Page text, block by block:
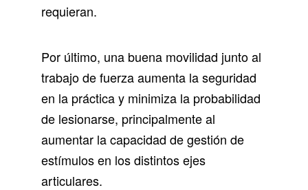
requieran.
Por último, una buena movilidad junto al
trabajo de fuerza aumenta la seguridad
en la práctica y minimiza la probabilidad
de lesionarse, principalmente al
aumentar la capacidad de gestión de
estímulos en los distintos ejes
articulares.